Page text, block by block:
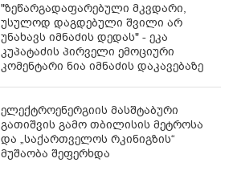
"ზეწარგადაფარებული მკვდარი,
უსულოდ დაგდებული შვილი არ
უნახავს იმნაძის დედას" - ეკა
კუპატაძის პირველი ემოციური
კომენტარი ნია იმნაძის დაკავებაზე
ელექტროენერგიის მასშტაბური
გათიშვის გამო თბილისის მეტროსა
და „საქართველოს რკინიგზის“
მუშაობა შეფერხდა